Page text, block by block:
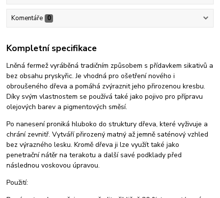
Komentáře 0
Kompletní specifikace
Lněná fermež vyráběná tradičním způsobem s přídavkem sikativů a
bez obsahu pryskyřic. Je vhodná pro ošetření nového i
obroušeného dřeva a pomáhá zvýraznit jeho přirozenou kresbu.
Díky svým vlastnostem se používá také jako pojivo pro přípravu
olejových barev a pigmentových směsí.
Po nanesení proniká hluboko do struktury dřeva, které vyživuje a
chrání zevnitř. Vytváří přirozený matný až jemně saténový vzhled
bez výrazného lesku. Kromě dřeva ji lze využít také jako
penetrační nátěr na terakotu a další savé podklady před
následnou voskovou úpravou.
Použití: